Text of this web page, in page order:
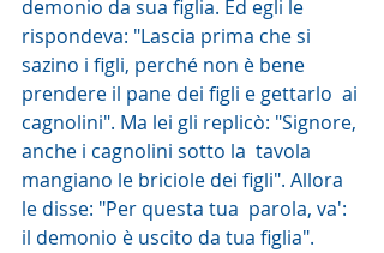
demonio da sua figlia. Ed egli le
rispondeva: "Lascia prima che si
sazino i figli, perché non è bene
prendere il pane dei figli e gettarlo  ai
cagnolini". Ma lei gli replicò: "Signore,
anche i cagnolini sotto la  tavola
mangiano le briciole dei figli". Allora
le disse: "Per questa tua  parola, va':
il demonio è uscito da tua figlia".